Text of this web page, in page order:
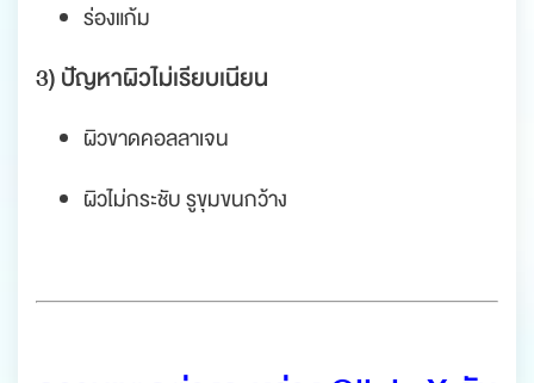
ร่องแก้ม
3) ปัญหาผิวไม่เรียบเนียน
ผิวขาดคอลลาเจน
ผิวไม่กระชับ รูขุมขนกว้าง